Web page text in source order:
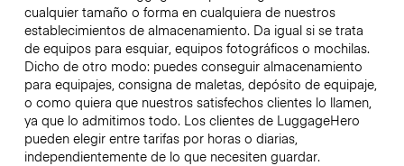
cualquier tamaño o forma en cualquiera de nuestros
establecimientos de almacenamiento. Da igual si se trata
de equipos para esquiar, equipos fotográficos o mochilas.
Dicho de otro modo: puedes conseguir almacenamiento
para equipajes, consigna de maletas, depósito de equipaje,
o como quiera que nuestros satisfechos clientes lo llamen,
ya que lo admitimos todo. Los clientes de LuggageHero
pueden elegir entre tarifas por horas o diarias,
independientemente de lo que necesiten guardar.